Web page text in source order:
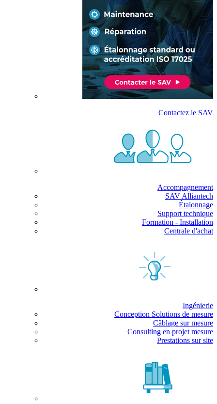
Contactez le SAV
Accompagnement
SAV Alliantech
Étalonnage
Support technique
Formation - Installation
Centrale d'achat
Ingénierie
Conception Solutions de mesure
Câblage sur mesure
Consulting en projet mesure
Prestations sur site